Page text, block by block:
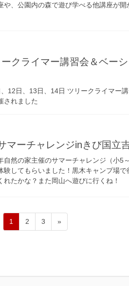
や、公園内の森で遊び学べる他講座が
クライマー講習会＆ベー
12日、13日、14日 ツリークライマー
されました
マーチャレンジinきび国立
自然の家主催のサマーチャレンジ（小5
験してもらいました！黒木キャンプ場
れたかな？また岡山へ遊びに行くね！
固
定
1
固
定
2
固
定
3 »